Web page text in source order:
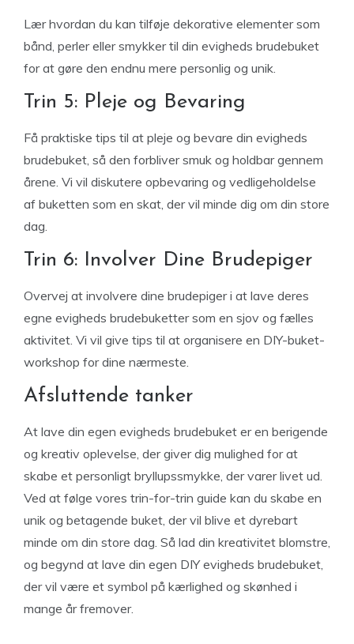
Lær hvordan du kan tilføje dekorative elementer som
bånd, perler eller smykker til din evigheds brudebuket
for at gøre den endnu mere personlig og unik.
Trin 5: Pleje og Bevaring
Få praktiske tips til at pleje og bevare din evigheds
brudebuket, så den forbliver smuk og holdbar gennem
årene. Vi vil diskutere opbevaring og vedligeholdelse
af buketten som en skat, der vil minde dig om din store
dag.
Trin 6: Involver Dine Brudepiger
Overvej at involvere dine brudepiger i at lave deres
egne evigheds brudebuketter som en sjov og fælles
aktivitet. Vi vil give tips til at organisere en DIY-buket-
workshop for dine nærmeste.
Afsluttende tanker
At lave din egen evigheds brudebuket er en berigende
og kreativ oplevelse, der giver dig mulighed for at
skabe et personligt bryllupssmykke, der varer livet ud.
Ved at følge vores trin-for-trin guide kan du skabe en
unik og betagende buket, der vil blive et dyrebart
minde om din store dag. Så lad din kreativitet blomstre,
og begynd at lave din egen DIY evigheds brudebuket,
der vil være et symbol på kærlighed og skønhed i
mange år fremover.